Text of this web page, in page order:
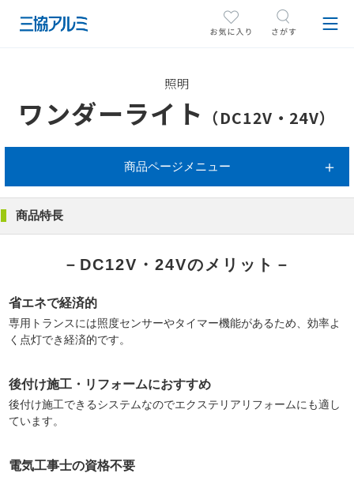
照明
ワンダーライト （DC12V・24V）
商品ページメニュー
商品特長
－DC12V・24Vのメリット－
省エネで経済的
専用トランスには照度センサーやタイマー機能があるため、効率よ
く点灯でき経済的です。
後付け施工・リフォームにおすすめ
後付け施工できるシステムなのでエクステリアリフォームにも適し
ています。
電気工事士の資格不要